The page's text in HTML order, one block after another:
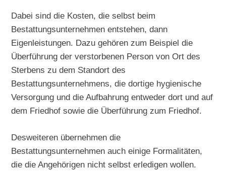
Dabei sind die Kosten, die selbst beim
Bestattungsunternehmen entstehen, dann
Eigenleistungen. Dazu gehören zum Beispiel die
Überführung der verstorbenen Person von Ort des
Sterbens zu dem Standort des
Bestattungsunternehmens, die dortige hygienische
Versorgung und die Aufbahrung entweder dort und auf
dem Friedhof sowie die Überführung zum Friedhof.
Desweiteren übernehmen die
Bestattungsunternehmen auch einige Formalitäten,
die die Angehörigen nicht selbst erledigen wollen.